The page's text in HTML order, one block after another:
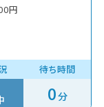
ジョイパス2回目以
円
待ち時間
0分